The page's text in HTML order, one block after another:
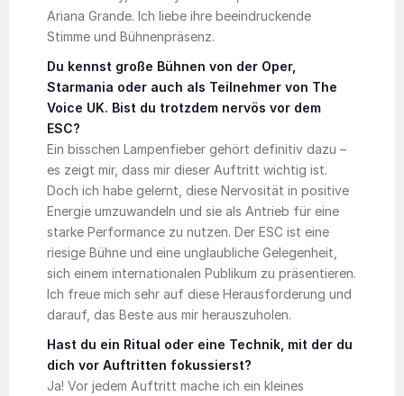
Ariana Grande. Ich liebe ihre beeindruckende
Stimme und Bühnenpräsenz.
Du kennst große Bühnen von der Oper,
Starmania oder auch als Teilnehmer von The
Voice UK. Bist du trotzdem nervös vor dem
ESC?
Ein bisschen Lampenfieber gehört definitiv dazu –
es zeigt mir, dass mir dieser Auftritt wichtig ist.
Doch ich habe gelernt, diese Nervosität in positive
Energie umzuwandeln und sie als Antrieb für eine
starke Performance zu nutzen. Der ESC ist eine
riesige Bühne und eine unglaubliche Gelegenheit,
sich einem internationalen Publikum zu präsentieren.
Ich freue mich sehr auf diese Herausforderung und
darauf, das Beste aus mir herauszuholen.
Hast du ein Ritual oder eine Technik, mit der du
dich vor Auftritten fokussierst?
Ja! Vor jedem Auftritt mache ich ein kleines